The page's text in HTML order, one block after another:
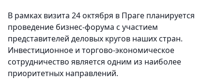
В рамках визита 24 октября в Праге планируется
проведение бизнес-форума с участием
представителей деловых кругов наших стран.
Инвестиционное и торгово-экономическое
сотрудничество является одним из наиболее
приоритетных направлений.